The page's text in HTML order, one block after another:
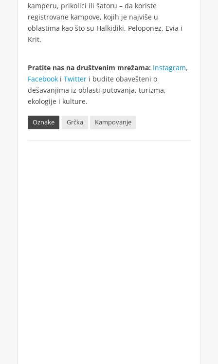
kamperu, prikolici ili šatoru – da koriste
registrovane kampove, kojih je najviše u
oblastima kao što su Halkidiki, Peloponez, Evia i
Krit.
Pratite nas na društvenim mrežama: Instagram,
Facebooki Twitteri budite obavešteni o
dešavanjima iz oblasti putovanja, turizma,
ekologije i kulture.
Oznake Grčka Kampovanje